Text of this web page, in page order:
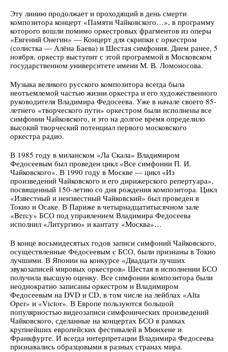
Эту линию продолжает и проходящий в день смерти
композитора концерт «Памяти Чайковского…», в программу
которого вошли помимо оркестровых фрагментов из оперы
«Евгений Онегин» — Концерт для скрипки с оркестром
(солистка — Алёна Баева) и Шестая симфония. Днем ранее, 5
ноября, оркестр выступит с этой программой в Московском
государственном университете имени М. В. Ломоносова.
Музыка великого русского композитора всегда была
неотъемлемой частью жизни оркестра и его художественного
руководителя Владимира Федосеева. Уже в начале своего 85-
летнего «творческого пути» оркестром были исполнены все
симфонии Чайковского, и это на долгое время определило
высокий творческий потенциал первого московского
оркестра радио.
В 1985 году в миланском «Ла Скала» Владимиром
Федосеевым был проведен цикл «Все симфонии П. И.
Чайковского». В 1990 году в Москве — цикл «Из
произведений Чайковского и его дирижерского репертуара»,
посвященный 150-летию со дня рождения композитора. Цикл
«Известный и неизвестный Чайковский» был проведен в
Токио и Осаке. В Париже в четырнадцатитысячном зале
«Bercy» БСО под управлением Владимира Федосеева
исполнил «Литургию» и кантату «Москва»…
В конце восьмидесятых годов записи симфоний Чайковского,
осуществленные Федосеевым с БСО, были признаны в Токио
лучшими. В Японии на конкурсе «Двадцати лучших
звукозаписей мировых оркестров» Шестая в исполнении БСО
получила высшую оценку. Все симфонии композитора были
неоднократно записаны оркестром и Владимиром
Федосеевым на DVD и СD, в том числе на лейблах «Alta
Oper» и «Victor». В Европе пользуются большой
популярностью видеозаписи симфонических произведений
Чайковского, сделанные на концертах БСО в рамках
крупнейших европейских фестивалей в Мюнхене и
Франкфурте. И всегда интерпретации Владимира Федосеева
признавались образцовыми в разных странах мира.